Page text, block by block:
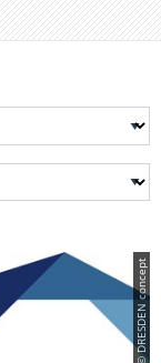
© DRESDEN concept